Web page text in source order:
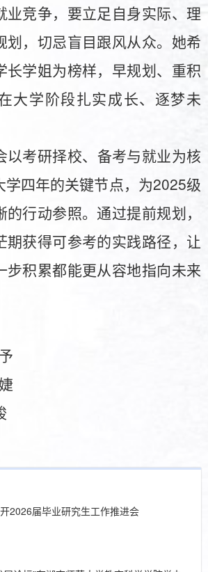
业竞争，要立足自身实际、理
划，切忌盲目跟风从众。她希
长学姐为榜样，早规划、重积
大学阶段扎实成长、逐梦未
以考研择校、备考与就业为核
学四年的关键节点，为2025级
行动参照。通过提前规划，
期获得可参考的实践路径，让
步积累都能更从容地指向未来
2026届毕业研究生工作推进会